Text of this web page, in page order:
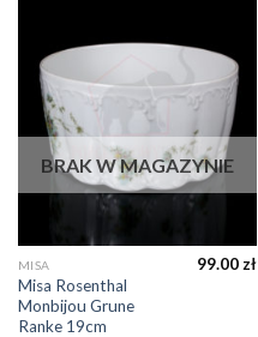
BRAK W MAGAZYNIE
MISA
Misa Rosenthal
Monbijou Grune
Ranke 19cm
99.00zł